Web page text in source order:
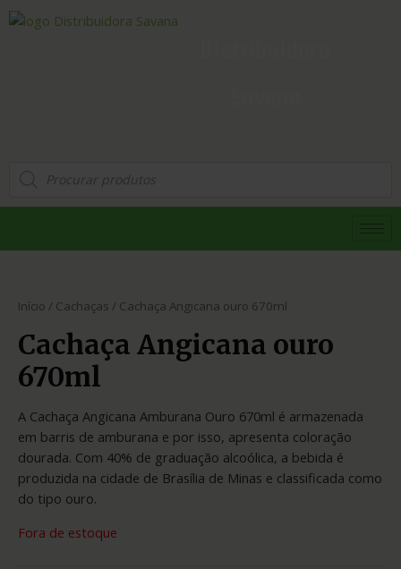
Início / Cachaças / Cachaça Angicana ouro 670ml
Cachaça Angicana ouro
670ml
A Cachaça Angicana Amburana Ouro 670ml é armazenada
em barris de amburana e por isso, apresenta coloração
dourada. Com 40% de graduação alcoólica, a bebida é
produzida na cidade de Brasília de Minas e classificada como
do tipo ouro.
Fora de estoque